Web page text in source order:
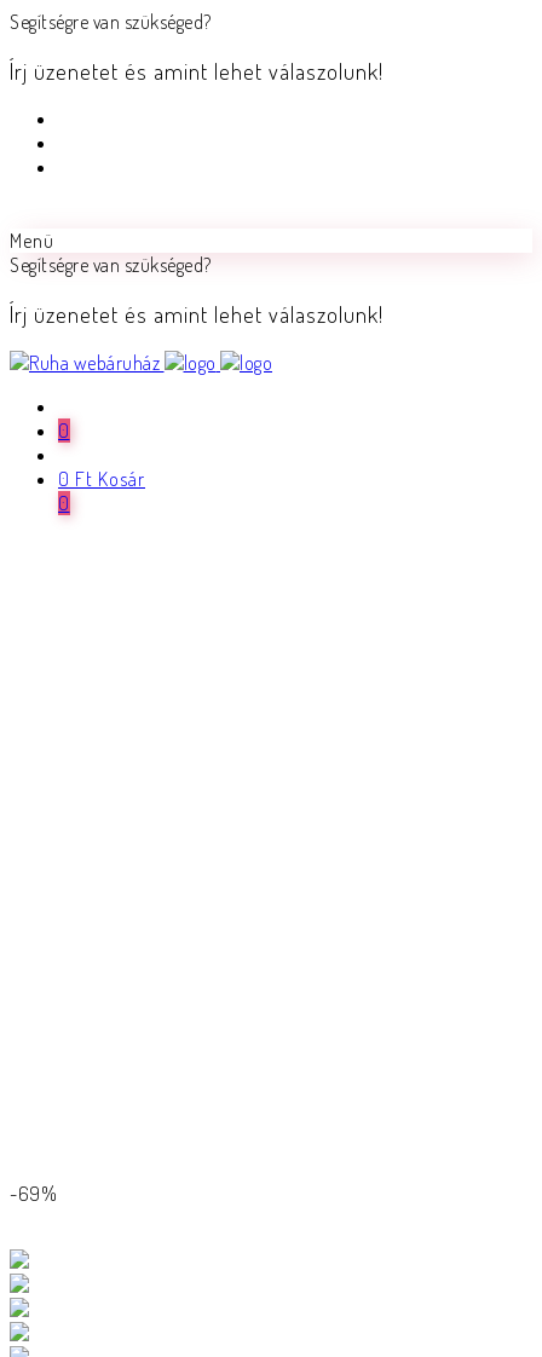
Segítségre van szükséged?
Írj üzenetet és amint lehet válaszolunk!
Menü
Segítségre van szükséged?
Írj üzenetet és amint lehet válaszolunk!
0
0 Ft Kosár
0
-69%